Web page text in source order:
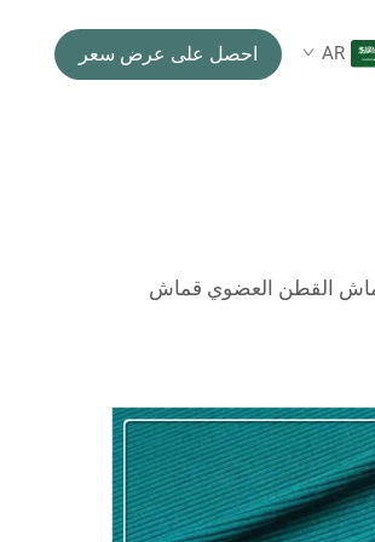
AR احصل على عرض سعر
القطن العضوي قماش